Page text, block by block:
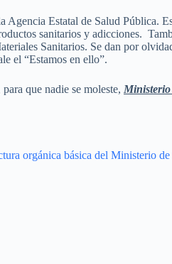
Estatal de Salud Pública.
sanitarios y adicciones.
Sanitarios. Se dan por
el “Estamos en ello”.
que nadie se moleste,
orgánica básica del Ministerio de